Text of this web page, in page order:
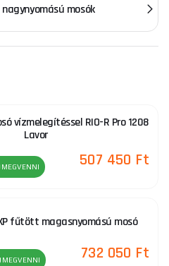
nagynyomású mosók
vízmelegítéssel RIO-R Pro 1208
Lavor
MEGVENNI 507 450 Ft
fűtött magasnyomású mosó
MEGVENNI 732 050 Ft